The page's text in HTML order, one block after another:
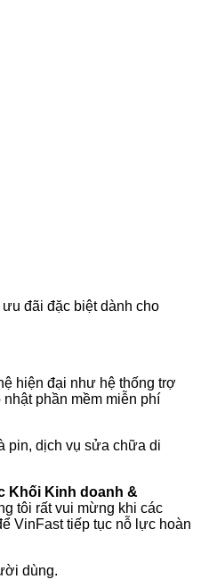
đãi đặc biệt dành cho
hiện đại như hệ thống trợ
phần mềm miễn phí
pin, dịch vụ sửa chữa di
Khối Kinh doanh &
tôi rất vui mừng khi các
VinFast tiếp tục nỗ lực hoàn
dùng.